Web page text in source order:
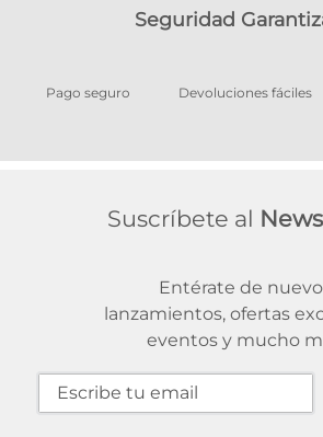
Seguridad
Pago seguro Devoluciones fáciles
Suscríbete al
Entérate de
lanzamientos, ofertas
eventos y mucho